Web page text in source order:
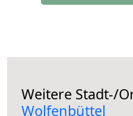
Weitere Stadt-/
Wolfenbüttel